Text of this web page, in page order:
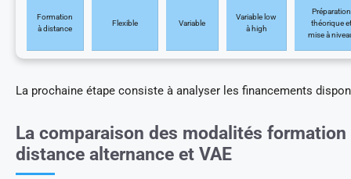
Formation
à distance
Flexible Variable
Variable low
à high
Préparation
théorique et
mise à
La prochaine étape consiste à analyser les financements
La comparaison des modalités
distance alternance et VAE